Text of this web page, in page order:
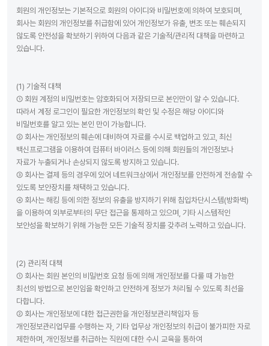
회원의 개인정보는 기본적으로 회원의 아이디와 비밀번호에 의하여 보호되며,
회사는 회원의 개인정보를 취급함에 있어 개인정보가 유출, 변조 또는 훼손되지
않도록 안전성을 확보하기 위하여 다음과 같은 기술적/관리적 대책을 마련하고
있습니다.
(1) 기술적 대책
① 회원 계정의 비밀번호는 암호화되어 저장되므로 본인만이 알 수 있습니다.
따라서 계정 로그인이 필요한 개인정보의 확인 및 수정은 해당 아이디와
비밀번호를 알고 있는 본인 만이 가능합니다.
② 회사는 개인정보의 훼손에 대비하여 자료를 수시로 백업하고 있고, 최신
백신프로그램을 이용하여 컴퓨터 바이러스 등에 의해 회원들의 개인정보나
자료가 누출되거나 손상되지 않도록 방지하고 있습니다.
③ 회사는 결제 등의 경우에 있어 네트워크상에서 개인정보를 안전하게 전송할 수
있도록 보안장치를 채택하고 있습니다.
④ 회사는 해킹 등에 의한 정보의 유출을 방지하기 위해 침입차단시스템(방화벽)
을 이용하여 외부로부터의 무단 접근을 통제하고 있으며, 기타 시스템적인
보안성을 확보하기 위해 가능한 모든 기술적 장치를 갖추려 노력하고 있습니다.
(2) 관리적 대책
① 회사는 회원 본인의 비밀번호 요청 등에 의해 개인정보를 다룰 때 가능한
최선의 방법으로 본인임을 확인하고 안전하게 정보가 처리될 수 있도록 최선을
다합니다.
② 회사는 개인정보에 대한 접근권한을 개인정보관리책임자 등
개인정보관리업무를 수행하는 자, 기타 업무상 개인정보의 취급이 불가피한 자로
제한하며, 개인정보를 취급하는 직원에 대한 수시 교육을 통하여